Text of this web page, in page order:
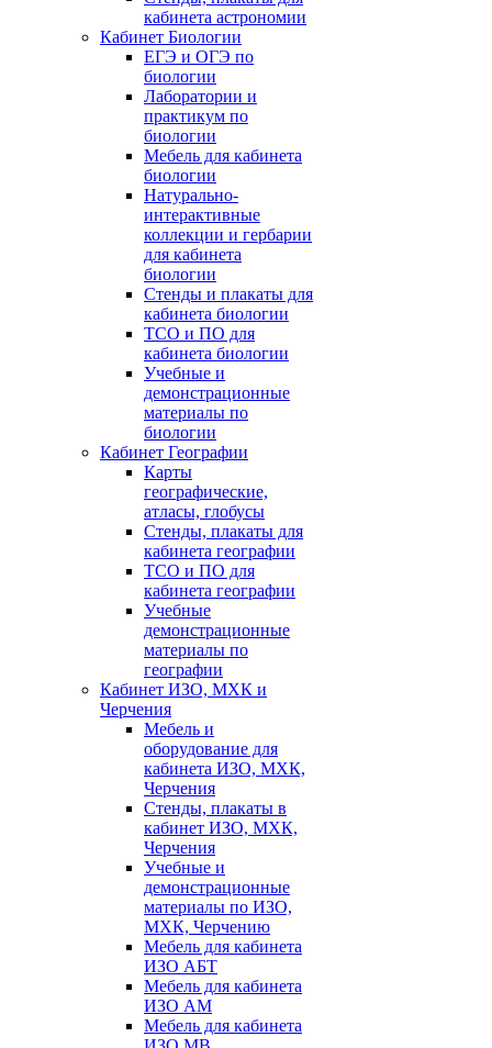
кабинета астрономии
Кабинет Биологии
ЕГЭ и ОГЭ по
биологии
Лаборатории и
практикум по
биологии
Мебель для кабинета
биологии
Натурально-
интерактивные
коллекции и гербарии
для кабинета
биологии
Стенды и плакаты для
кабинета биологии
ТСО и ПО для
кабинета биологии
Учебные и
демонстрационные
материалы по
биологии
Кабинет Географии
Карты
географические,
атласы, глобусы
Стенды, плакаты для
кабинета географии
ТСО и ПО для
кабинета географии
Учебные
демонстрационные
материалы по
географии
Кабинет ИЗО, МХК и
Черчения
Мебель и
оборудование для
кабинета ИЗО, МХК,
Черчения
Стенды, плакаты в
кабинет ИЗО, МХК,
Черчения
Учебные и
демонстрационные
материалы по ИЗО,
МХК, Черчению
Мебель для кабинета
ИЗО АБТ
Мебель для кабинета
ИЗО АМ
Мебель для кабинета